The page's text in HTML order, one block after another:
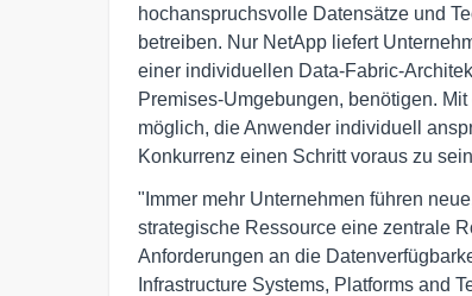
hochanspruchsvolle Datensätze und
betreiben. Nur NetApp liefert
einer individuellen Data-Fabric-
Premises-Umgebungen, benötigen.
möglich, die Anwender individuell
Konkurrenz einen Schritt voraus zu
"Immer mehr Unternehmen führen
strategische Ressource eine zentrale
Anforderungen an die
Infrastructure Systems, Platforms and